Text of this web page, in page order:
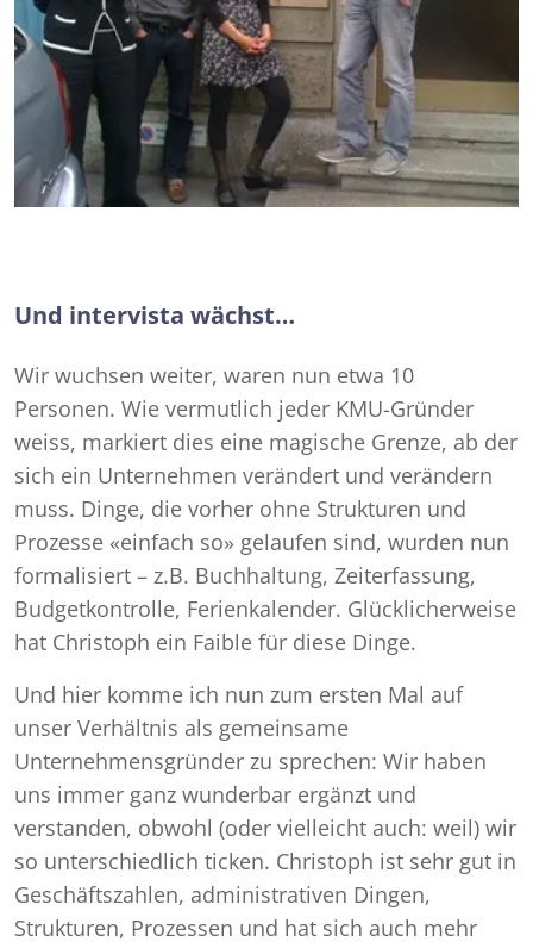
Und intervista wächst…
Wir wuchsen weiter, waren nun etwa 10
Personen. Wie vermutlich jeder KMU-Gründer
weiss, markiert dies eine magische Grenze, ab der
sich ein Unternehmen verändert und verändern
muss. Dinge, die vorher ohne Strukturen und
Prozesse «einfach so» gelaufen sind, wurden nun
formalisiert – z.B. Buchhaltung, Zeiterfassung,
Budgetkontrolle, Ferienkalender. Glücklicherweise
hat Christoph ein Faible für diese Dinge.
Und hier komme ich nun zum ersten Mal auf
unser Verhältnis als gemeinsame
Unternehmensgründer zu sprechen: Wir haben
uns immer ganz wunderbar ergänzt und
verstanden, obwohl (oder vielleicht auch: weil) wir
so unterschiedlich ticken. Christoph ist sehr gut in
Geschäftszahlen, administrativen Dingen,
Strukturen, Prozessen und hat sich auch mehr